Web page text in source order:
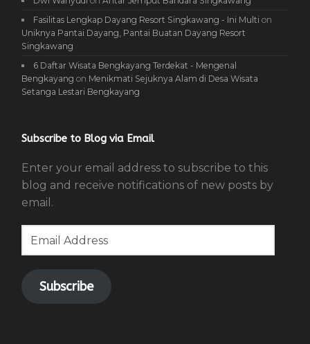
Fasilitas Lengkap Dayang Resort Singkawang - Ini Multi on
Uniknya Pantai Dayang, Pantai Buatan Dayang Resort
Singkawang
6 Daftar Wisata Bengkayang Terdekat - Mengenal
Bengkayang on Menikmati Sejuknya Alam di Desa Wisata
Setanga Lestari Bengkayang
Subscribe to Blog via Email
Enter your email address to subscribe to this
blog and receive notifications of new posts by
email.
Email
Subscribe